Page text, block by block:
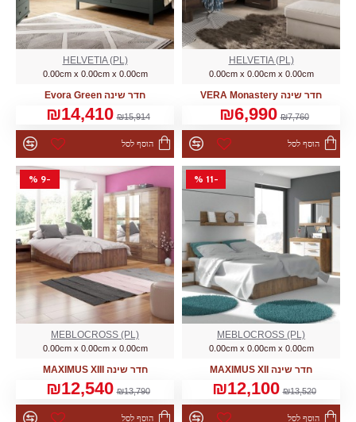
HELVETIA (PL)
0.00cm x 0.00cm x 0.00cm
חדר שינה VERA Monastery
₪7,760
₪6,990
הוסף לסל
HELVETIA (PL)
0.00cm x 0.00cm x 0.00cm
חדר שינה Evora Green
₪15,914
₪14,410
הוסף לסל
-11 %
MEBLOCROSS (PL)
0.00cm x 0.00cm x 0.00cm
חדר שינה MAXIMUS XII
₪13,520
₪12,100
הוסף לסל
-9 %
MEBLOCROSS (PL)
0.00cm x 0.00cm x 0.00cm
חדר שינה MAXIMUS XIII
₪13,790
₪12,540
הוסף לסל